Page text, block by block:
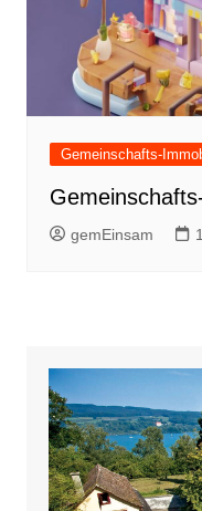
Gemeinschafts-
gemEinsam